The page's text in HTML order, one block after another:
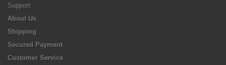
Support
About Us
Shipping
Secured Payment
Customer Service